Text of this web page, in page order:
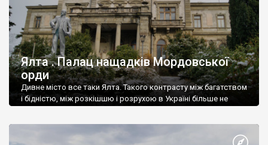
Ялта . Палац нащадків Мордовської
орди
Дивне місто все таки Ялта. Такого контрасту між багатством
і бідністю, між розкішшю і розрухою в Україні більше не